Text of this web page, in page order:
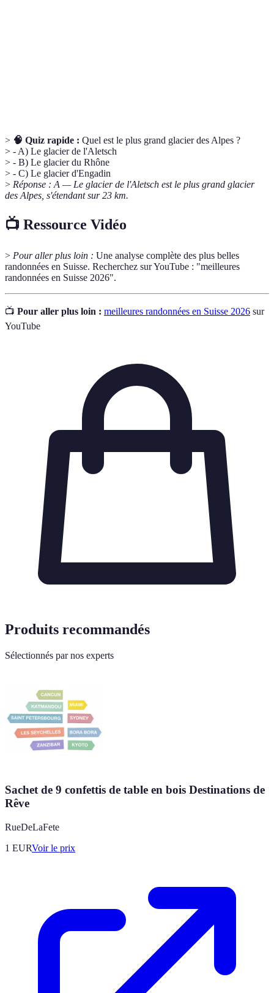
> 🧠 Quiz rapide : Quel est le plus grand glacier des Alpes ?
> - A) Le glacier de l'Aletsch
> - B) Le glacier du Rhône
> - C) Le glacier d'Engadin
> Réponse : A — Le glacier de l'Aletsch est le plus grand glacier
des Alpes, s'étendant sur 23 km.
📺 Ressource Vidéo
> Pour aller plus loin : Une analyse complète des plus belles
randonnées en Suisse. Recherchez sur YouTube : "meilleures
randonnées en Suisse 2026".
📺 Pour aller plus loin : meilleures randonnées en Suisse 2026 sur
YouTube
Produits recommandés
Sélectionnés par nos experts
Sachet de 9 confettis de table en bois Destinations de
Rêve
RueDeLaFete
1 EURVoir le prix